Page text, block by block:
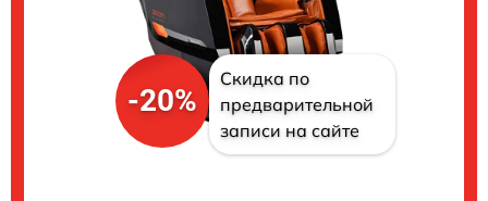
-20%
Скидка по
предварительной
записи на сайте